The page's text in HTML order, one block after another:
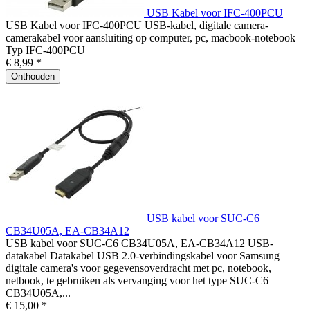
USB Kabel voor IFC-400PCU
USB Kabel voor IFC-400PCU USB-kabel, digitale camera-
camerakabel voor aansluiting op computer, pc, macbook-notebook
Typ IFC-400PCU
€ 8,99 *
Onthouden
USB kabel voor SUC-C6
CB34U05A, EA-CB34A12
USB kabel voor SUC-C6 CB34U05A, EA-CB34A12 USB-
datakabel Datakabel USB 2.0-verbindingskabel voor Samsung
digitale camera's voor gegevensoverdracht met pc, notebook,
netbook, te gebruiken als vervanging voor het type SUC-C6
CB34U05A,...
€ 15,00 *